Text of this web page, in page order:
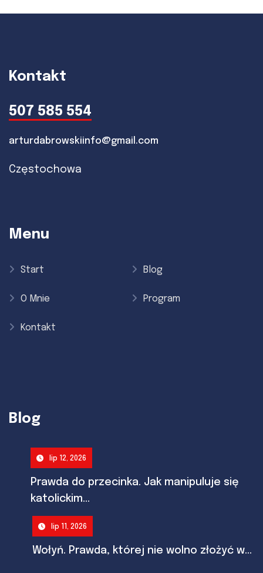
Kontakt
507 585 554
arturdabrowskiinfo@gmail.com
Częstochowa
Menu
Start Blog
O Mnie Program
Kontakt
Blog
lip 12, 2026
Prawda do przecinka. Jak manipuluje się
katolickim...
lip 11, 2026
Wołyń. Prawda, której nie wolno złożyć w...